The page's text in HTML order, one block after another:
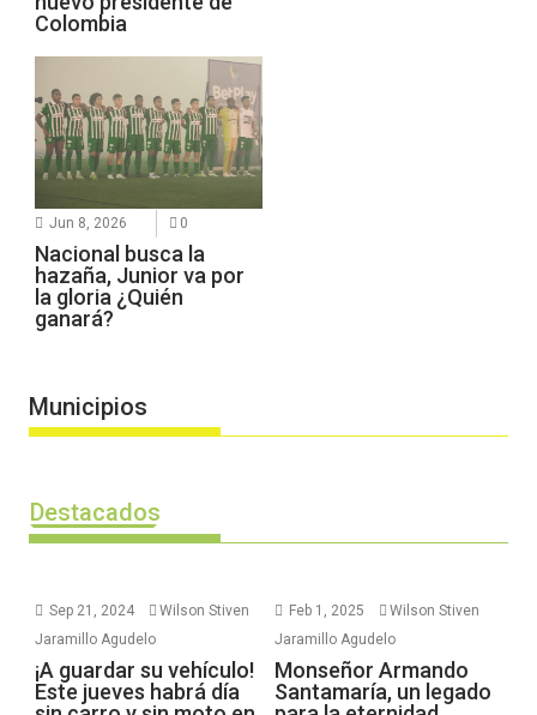
Colombia
Jun 8, 2026 0
Nacional busca la
hazaña, Junior va por
la gloria ¿Quién
ganará?
Municipios
Destacados
Sep 21, 2024
Wilson Stiven
Jaramillo Agudelo
¡A guardar su vehículo!
Este jueves habrá día
Feb 1, 2025
Wilson Stiven
Jaramillo Agudelo
Monseñor Armando
Santamaría, un legado